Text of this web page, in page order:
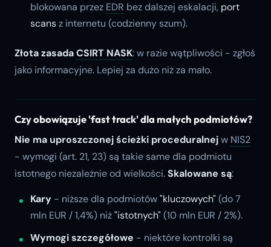
blokowana przez EDR bez dalszej eskalacji, port
scansz internetu (codzienny szum).
Złota zasadaCSIRT NASK: w razie wątpliwości - zgłoś
jako informacyjne. Lepiej za dużo niż za mało.
Czy obowiązuje 'fast track' dla małych podmiotów?
Nie ma uproszczonej ścieżki proceduralnejw NIS2
- wymogi (art. 21, 23) są takie same dla podmiotu
istotnego niezależnie od wielkości.Skalowane są:
Kary - niższe dla podmiotów"kluczowych" (do 7
mln EUR / 1,4%) niż"istotnych" (10 mln EUR / 2%).
Wymogi szczegółowe - niektóre kontrolki są